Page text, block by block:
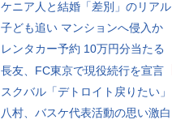
ケニア人と結婚「差別」のリアル
子ども追い マンションへ侵入か
レンタカー予約 10万円分当たる
長友、FC東京で現役続行を宣言
スクバル「デトロイト戻りたい」
八村、バスケ代表活動の思い激白